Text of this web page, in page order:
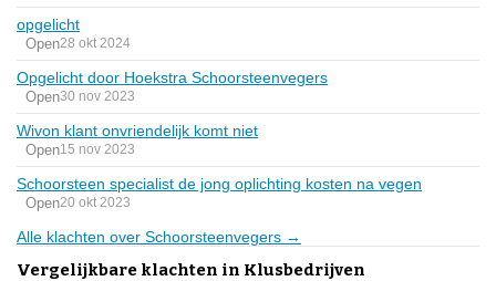
opgelicht
Open28 okt 2024
Opgelicht door Hoekstra Schoorsteenvegers
Open30 nov 2023
Wivon klant onvriendelijk komt niet
Open15 nov 2023
Schoorsteen specialist de jong oplichting kosten na vegen
Open20 okt 2023
Alle klachten over Schoorsteenvegers →
Vergelijkbare klachten in Klusbedrijven